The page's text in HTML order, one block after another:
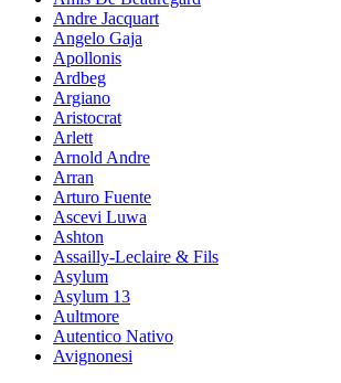
Andre Jacquart
Angelo Gaja
Apollonis
Ardbeg
Argiano
Aristocrat
Arlett
Arnold Andre
Arran
Arturo Fuente
Ascevi Luwa
Ashton
Assailly-Leclaire & Fils
Asylum
Asylum 13
Aultmore
Autentico Nativo
Avignonesi